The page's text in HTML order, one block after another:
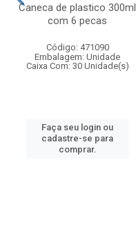
Caneca de plastico 300ml
com 6 pecas
Código: 471090
Embalagem: Unidade
Caixa Com: 30 Unidade(s)
Faça seu login ou
cadastre-se para
comprar.